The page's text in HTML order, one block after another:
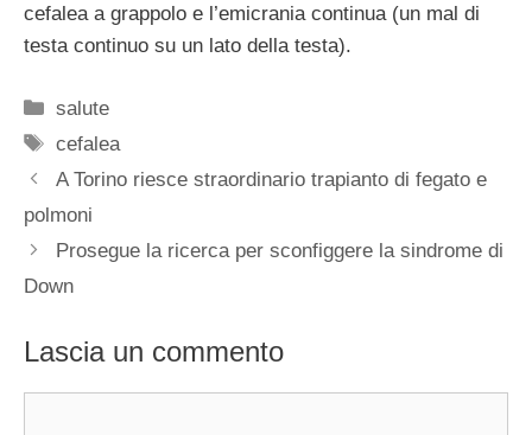
cefalea a grappolo e l’emicrania continua (un mal di
testa continuo su un lato della testa).
Categorie
salute
Tag
cefalea
A Torino riesce straordinario trapianto di fegato e
polmoni
Prosegue la ricerca per sconfiggere la sindrome di
Down
Lascia un commento